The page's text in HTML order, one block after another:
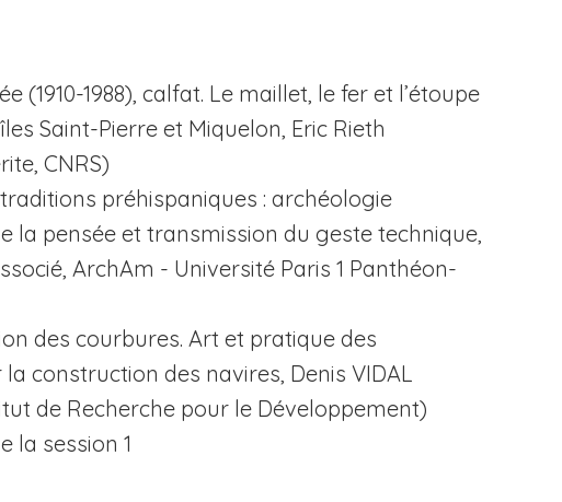
(1910-1988), calfat. Le maillet, le fer et l’étoupe
Saint-Pierre et Miquelon, Eric Rieth
CNRS)
traditions préhispaniques : archéologie
la pensée et transmission du geste technique,
ArchAm - Université Paris 1 Panthéon-
des courbures. Art et pratique des
construction des navires, Denis VIDAL
de Recherche pour le Développement)
la session 1